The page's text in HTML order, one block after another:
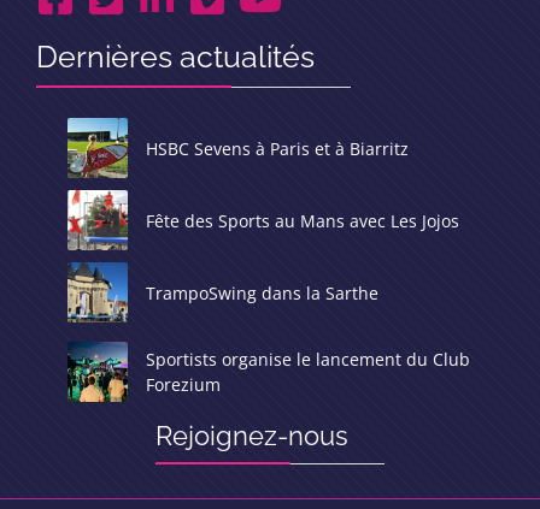
Dernières actualités
HSBC Sevens à Paris et à Biarritz
Fête des Sports au Mans avec Les Jojos
TrampoSwing dans la Sarthe
Sportists organise le lancement du Club
Forezium
Rejoignez-nous